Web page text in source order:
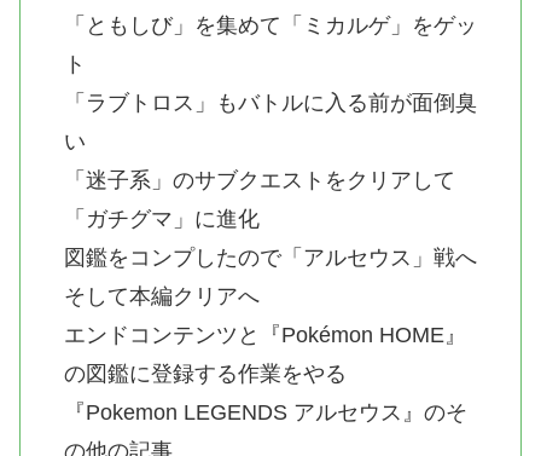
「ともしび」を集めて「ミカルゲ」をゲッ
ト
「ラブトロス」もバトルに入る前が面倒臭
い
「迷子系」のサブクエストをクリアして
「ガチグマ」に進化
図鑑をコンプしたので「アルセウス」戦へ
そして本編クリアへ
エンドコンテンツと『Pokémon HOME』
の図鑑に登録する作業をやる
『Pokemon LEGENDS アルセウス』のそ
の他の記事